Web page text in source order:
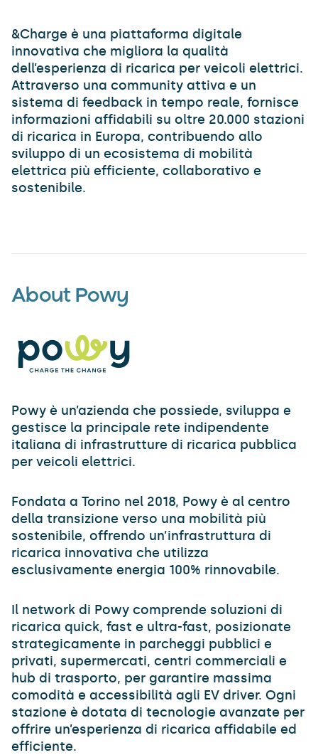
&Charge è una piattaforma digitale
innovativa che migliora la qualità
dell’esperienza di ricarica per veicoli elettrici.
Attraverso una community attiva e un
sistema di feedback in tempo reale, fornisce
informazioni affidabili su oltre 20.000 stazioni
di ricarica in Europa, contribuendo allo
sviluppo di un ecosistema di mobilità
elettrica più efficiente, collaborativo e
sostenibile.
About Powy
Powy è un’azienda che possiede, sviluppa e
gestisce la principale rete indipendente
italiana di infrastrutture di ricarica pubblica
per veicoli elettrici.
Fondata a Torino nel 2018, Powy è al centro
della transizione verso una mobilità più
sostenibile, offrendo un’infrastruttura di
ricarica innovativa che utilizza
esclusivamente energia 100% rinnovabile.
Il network di Powy comprende soluzioni di
ricarica quick, fast e ultra-fast, posizionate
strategicamente in parcheggi pubblici e
privati, supermercati, centri commerciali e
hub di trasporto, per garantire massima
comodità e accessibilità agli EV driver. Ogni
stazione è dotata di tecnologie avanzate per
offrire un’esperienza di ricarica affidabile ed
efficiente.